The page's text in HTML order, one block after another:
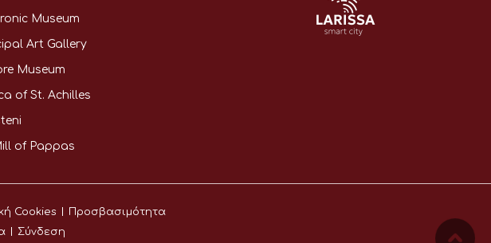
Museum
Art Gallery
Museum
of St. Achilles
of Pappas
Cookies
Προσβασιμότητα
Σύνδεση